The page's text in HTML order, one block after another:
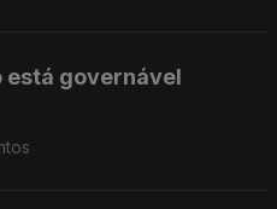
está governável